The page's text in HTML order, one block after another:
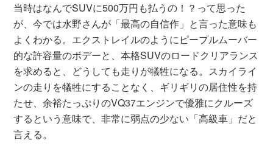
当時はなんでSUVに500万円も払うの！？って思った
が、今では水野さんが「最高の自信作」と言った意味も
よくわかる。エクストレイルのようにピープルムーバー
的な許容量のボデーと、本格SUVのロードクリアランス
を求めると、どうしても走りが犠牲になる。スカイライ
ンの走りを犠牲にすることなく、ギリギリの居住性を持
たせ、余裕たっぷりのVQ37エンジンで優雅にクルーズ
するという意味で、非常に弱点の少ない「高級車」だと
言える。